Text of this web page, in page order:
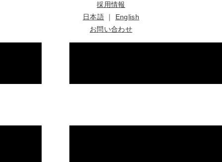
採用情報
日本語｜ English
お問い合わせ